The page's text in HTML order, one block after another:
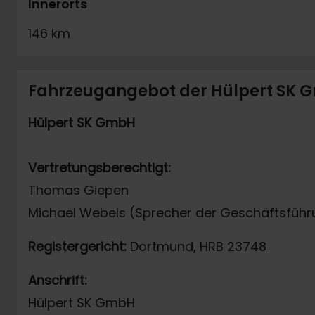
Innerorts
146 km
Fahrzeugangebot der Hülpert SK
Hülpert SK GmbH
Vertretungsberechtigt:
Thomas Giepen
Michael Webels (Sprecher der
Registergericht: Dortmund, HRB 23748
Anschrift:
Hülpert SK GmbH